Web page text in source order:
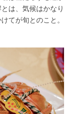
は、気候はかなり
てが旬とのこと。